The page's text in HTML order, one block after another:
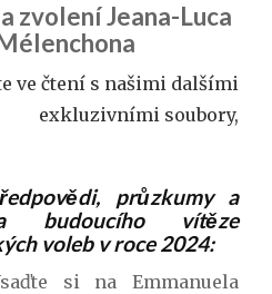
zvolení Jeana-Luca
ve čtení s našimi dalšími
exkluzivními soubory,
průzkumy a
budoucího vítěze
voleb v roce 2024:
si na Emmanuela